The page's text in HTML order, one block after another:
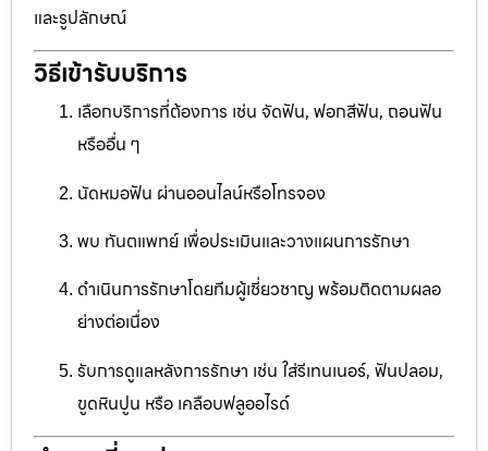
และรูปลักษณ์
วิธีเข้ารับบริการ
เลือกบริการที่ต้องการ เช่น จัดฟัน, ฟอกสีฟัน, ถอนฟัน
หรืออื่น ๆ
นัดหมอฟัน ผ่านออนไลน์หรือโทรจอง
พบ ทันตแพทย์ เพื่อประเมินและวางแผนการรักษา
ดำเนินการรักษาโดยทีมผู้เชี่ยวชาญ พร้อมติดตามผลอ
ย่างต่อเนื่อง
รับการดูแลหลังการรักษา เช่น ใส่รีเทนเนอร์, ฟันปลอม,
ขูดหินปูน หรือ เคลือบฟลูออไรด์